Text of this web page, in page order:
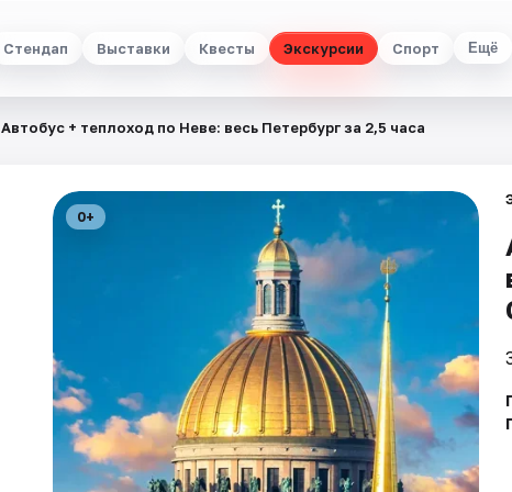
Стендап Выставки Квесты Экскурсии Спорт Ещё
Автобус + теплоход по Неве: весь Петербург за 2,5 часа
0+